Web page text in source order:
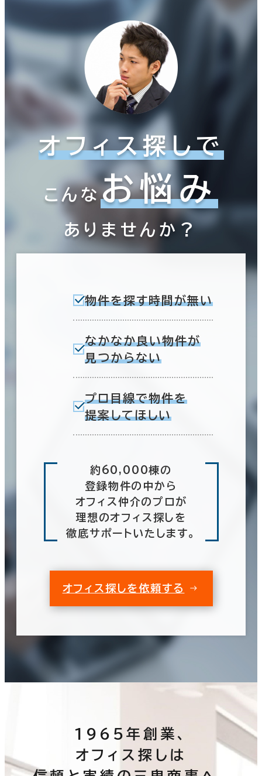
オフィス探しで
こんなお悩み
ありませんか？
物件を探す時間が無い
なかなか良い物件が
見つからない
プロ目線で物件を
提案してほしい
約60,000棟の
登録物件の中から
オフィス仲介のプロが
理想のオフィス探しを
徹底サポートいたします。
オフィス探しを依頼する
1965年創業、
オフィス探しは